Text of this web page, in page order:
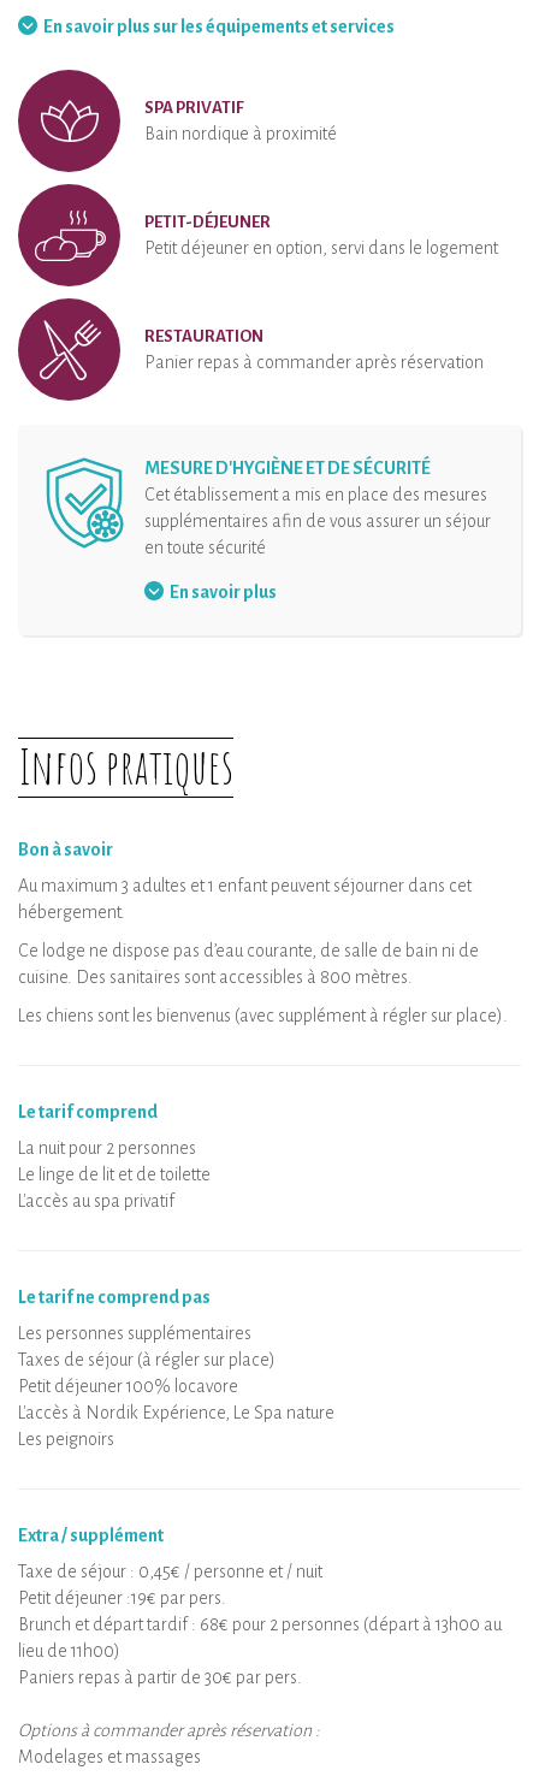
En savoir plus sur les équipements et services
SPA PRIVATIF
Bain nordique à proximité
PETIT-DÉJEUNER
Petit déjeuner en option, servi dans le logement
RESTAURATION
Panier repas à commander après réservation
MESURE D'HYGIÈNE ET DE SÉCURITÉ
Cet établissement a mis en place des mesures
supplémentaires afin de vous assurer un séjour
en toute sécurité
Port du masque
Distanciation physique
Désinfection de l’hébergement et de ses
En savoir plus
Infos pratiques
Bon à savoir
Au maximum 3 adultes et 1 enfant peuvent séjourner dans cet
hébergement.
Ce lodge ne dispose pas d’eau courante, de salle de bain ni de
cuisine. Des sanitaires sont accessibles à 800 mètres.
Les chiens sont les bienvenus (avec supplément à régler sur place).
Le tarif comprend
La nuit pour 2 personnes
Le linge de lit et de toilette
L'accès au spa privatif
Le tarif ne comprend pas
Les personnes supplémentaires
Taxes de séjour (à régler sur place)
Petit déjeuner 100% locavore
L'accès à Nordik Expérience, Le Spa nature
Les peignoirs
Extra / supplément
Taxe de séjour : 0,45€ / personne et / nuit
Petit déjeuner :19€ par pers.
Brunch et départ tardif : 68€ pour 2 personnes (départ à 13h00 au
lieu de 11h00)
Paniers repas à partir de 30€ par pers.
Options à commander après réservation :
Modelages et massages